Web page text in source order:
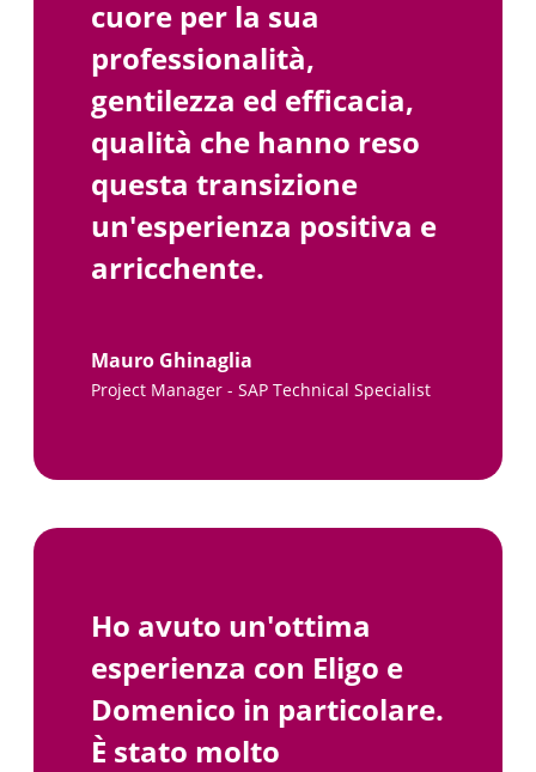
cuore per la sua
professionalità,
gentilezza ed efficacia,
qualità che hanno reso
questa transizione
un'esperienza positiva e
arricchente.
Mauro Ghinaglia
Project Manager - SAP Technical Specialist
Ho avuto un'ottima
esperienza con Eligo e
Domenico in particolare.
È stato molto